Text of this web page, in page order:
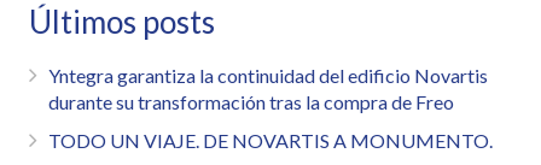
Últimos posts
Yntegra garantiza la continuidad del edificio Novartis
durante su transformación tras la compra de Freo
TODO UN VIAJE. DE NOVARTIS A MONUMENTO.